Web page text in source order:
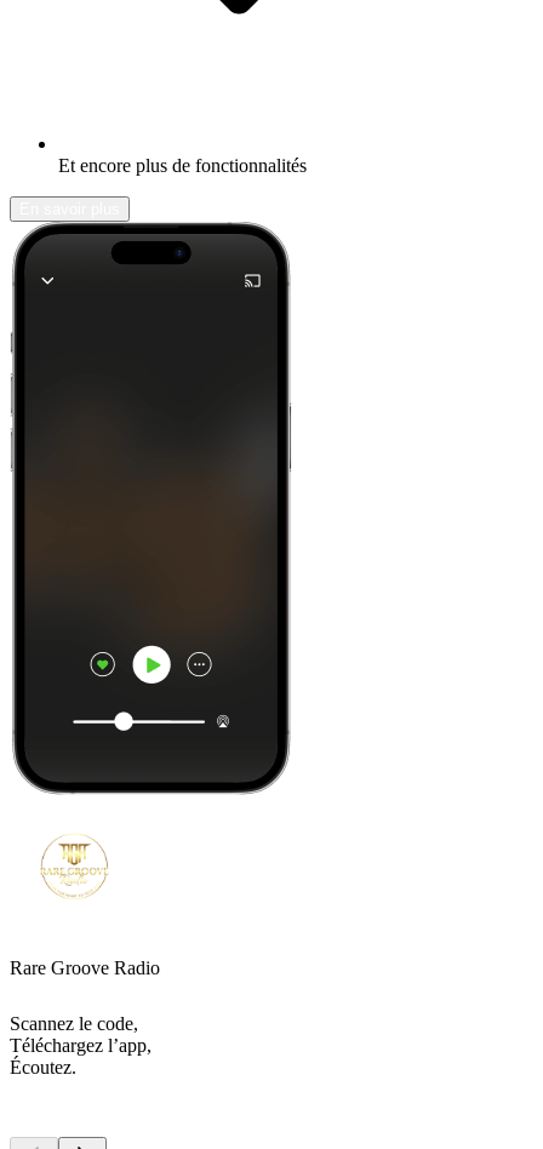
Et encore plus de fonctionnalités
Rare Groove Radio
Scannez le code,
Téléchargez l’app,
Écoutez.